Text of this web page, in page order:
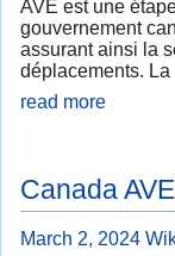
AVE est une
gouvernement
assurant ainsi la
déplacements. La
read more
Canada
March 2, 2024